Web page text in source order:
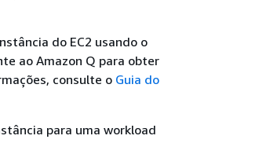
do EC2 usando o
ao Amazon Q para obter
consulte o Guia do
para uma workload